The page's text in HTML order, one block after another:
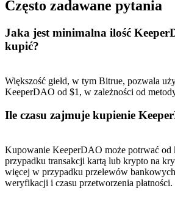
Zaproś przyjaciela, aby otrzymać
Często zadawane pytania
Jaka jest minimalna ilość
kupić?
Większość giełd, w tym Bitrue, pozwala
KeeperDAO od $1, w zależności od
Ile czasu zajmuje kupienie
Kupowanie KeeperDAO może potrwać
przypadku transakcji kartą lub krypto na
więcej w przypadku przelewów
weryfikacji i czasu przetworzenia płatności.